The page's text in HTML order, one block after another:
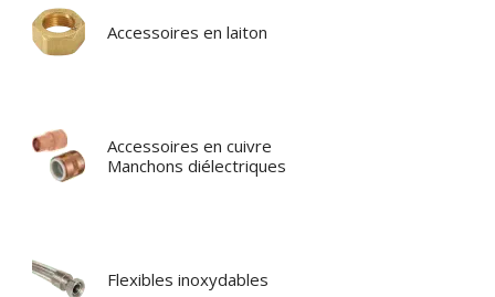
Accessoires en laiton
Accessoires en cuivre
Manchons diélectriques
Flexibles inoxydables